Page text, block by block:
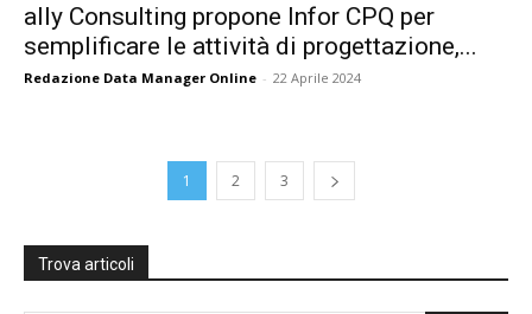
ally Consulting propone Infor CPQ per
semplificare le attività di progettazione,...
Redazione Data Manager Online - 22 Aprile 2024
1 2 3
Trova articoli